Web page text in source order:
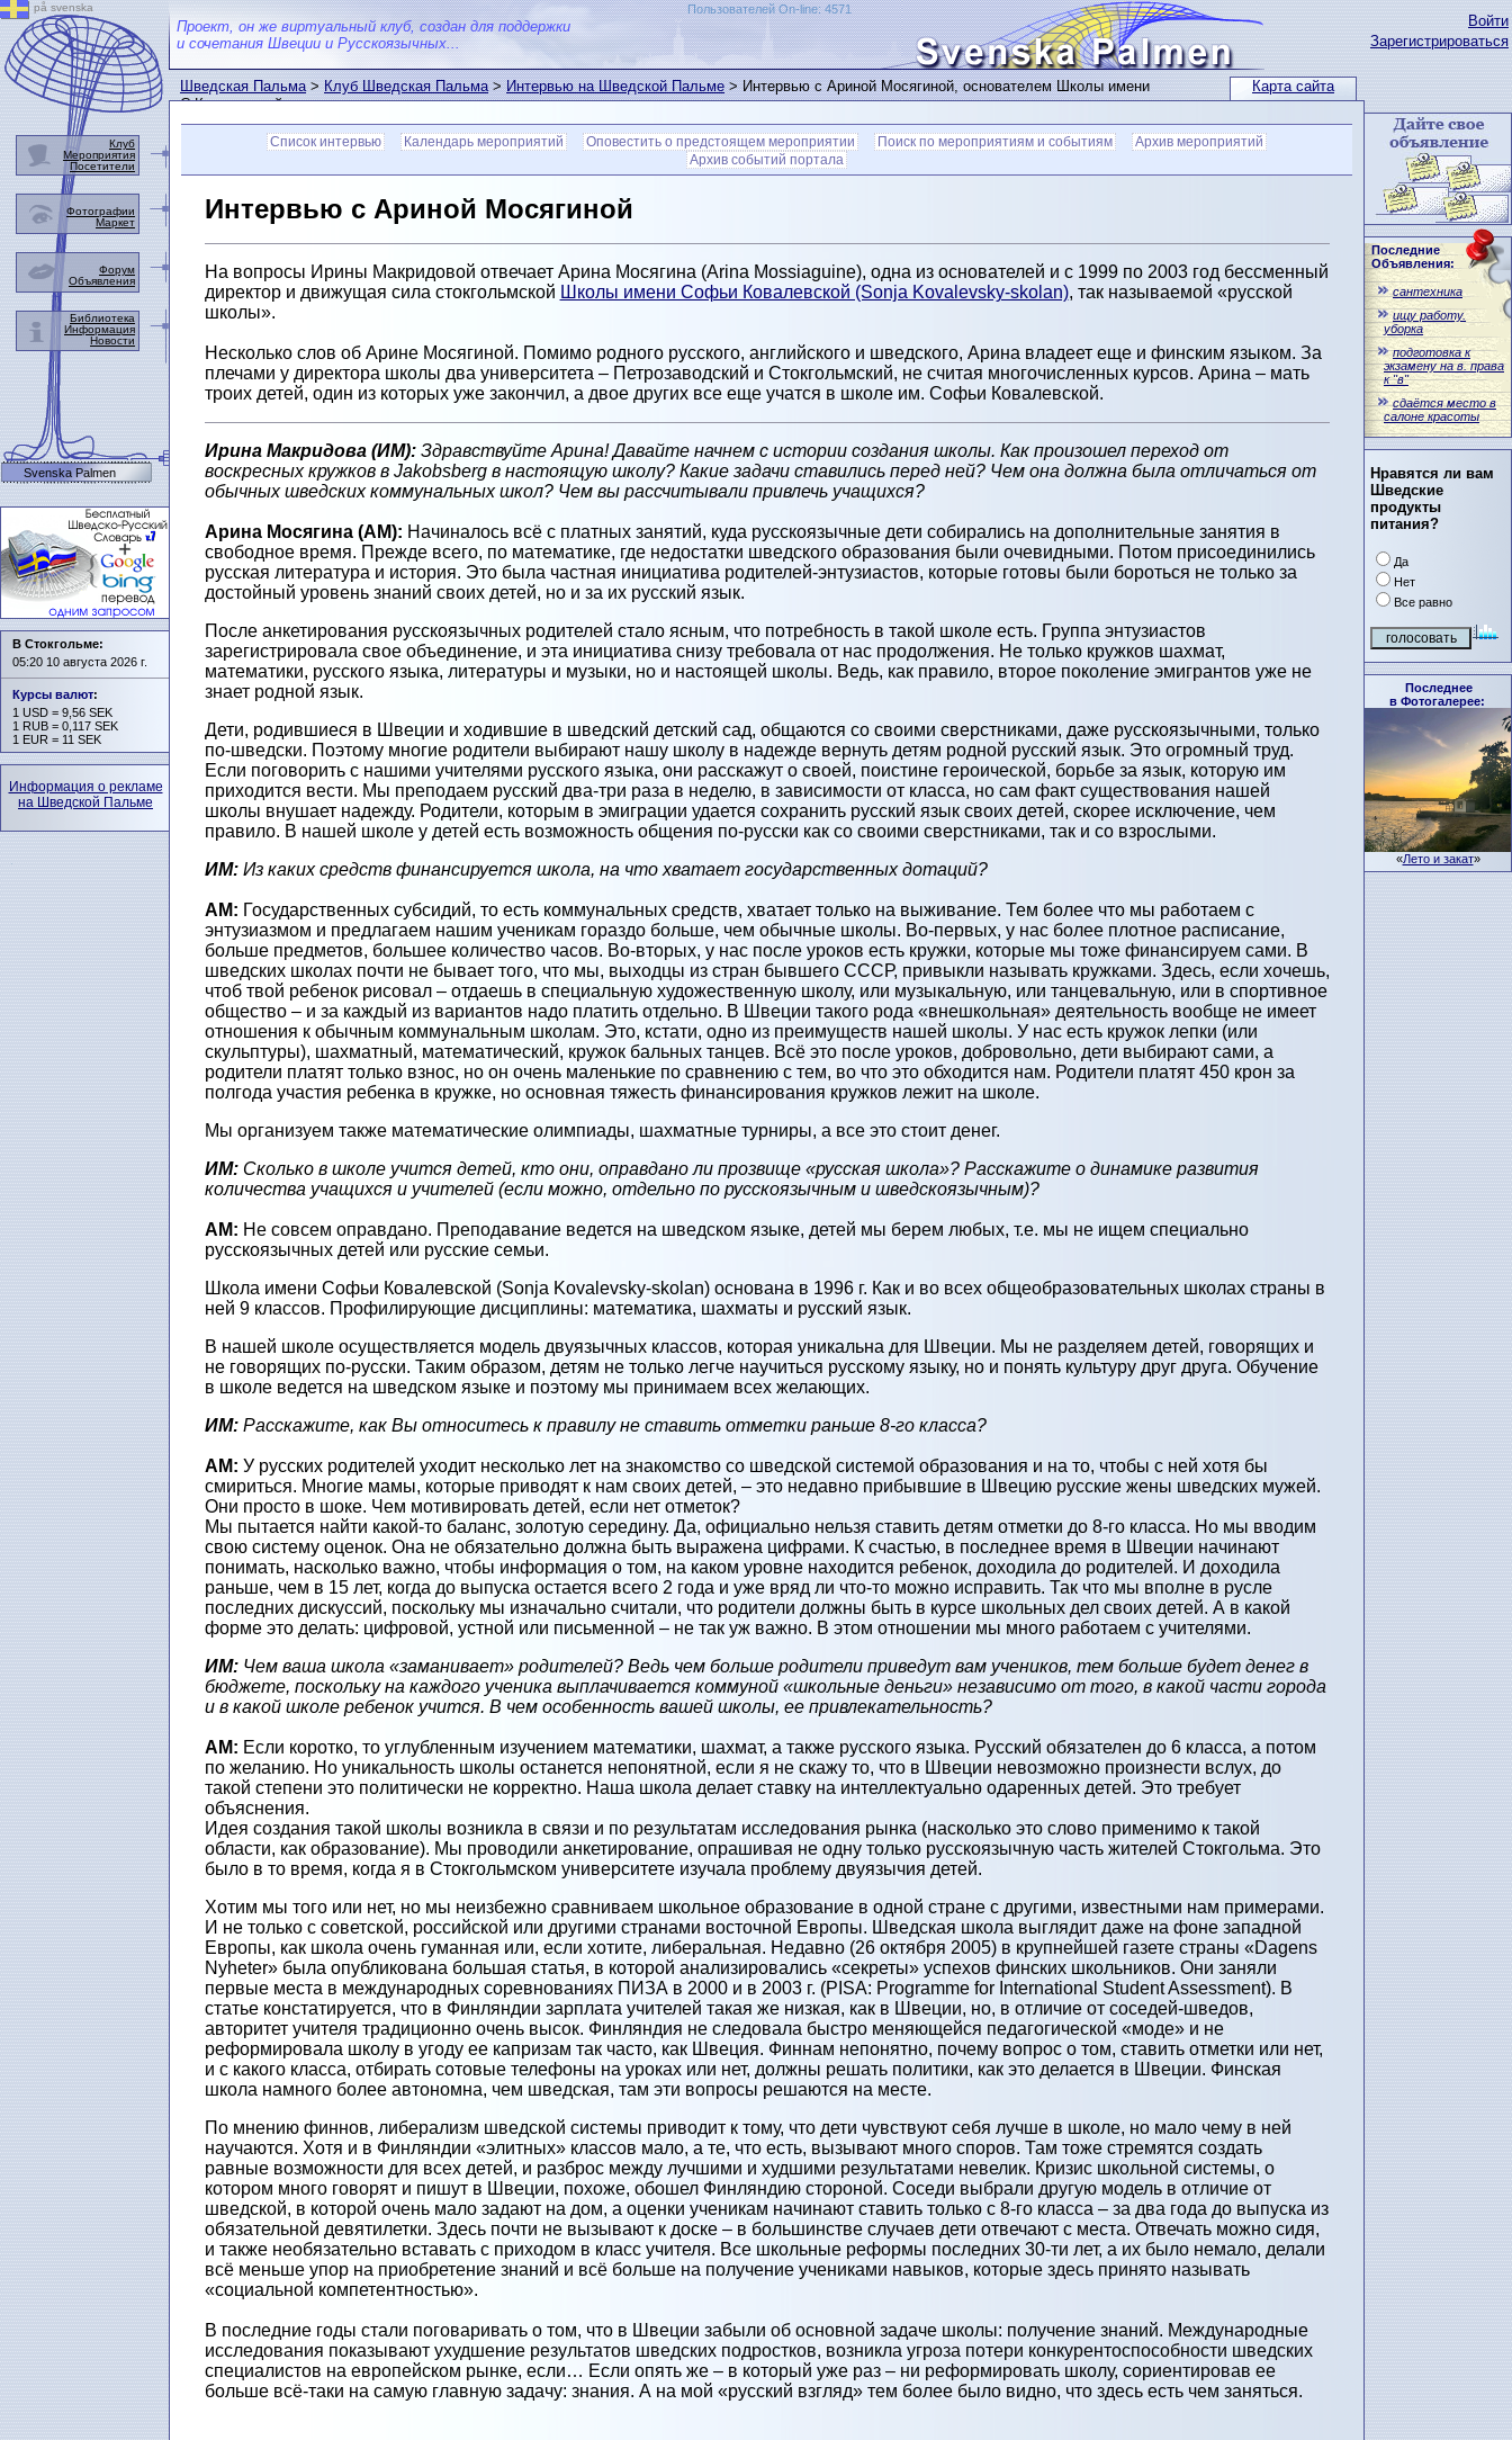
Карта сайта
Войти
Зарегистрироваться
Последние
Объявления:
сантехника
ищу работу.
уборка
подготовка к
экзамену на в. права
к "в"
сдаётся место в
салоне красоты
Нравятся ли вам
Шведские
продукты
питания?
Да
Нет
Все равно
Последнее
в Фотогалерее:
«Лето и закат»
Проект, он же виртуальный клуб, создан для поддержки
и сочетания Швеции и Русскоязычных...
Пользователей On-line: 4571
Шведская Пальма>Клуб Шведская Пальма>Интервью на Шведской Пальме> Интервью с Ариной Мосягиной, основателем Школы имени
С.Ковалевской
Список интервью Календарь мероприятий Оповестить о предстоящем мероприятии Поиск по мероприятиям и событиям
Архив мероприятий
Архив событий портала
Интервью с Ариной Мосягиной
На вопросы Ирины Макридовой отвечает Арина Мосягина (Arina Mossiaguine), одна из основателей и с 1999 по 2003 год бессменный
директор и движущая сила стокгольмской Школы имени Софьи Ковалевской (Sonja Kovalevsky-skolan), так называемой «русской
школы».
Несколько слов об Арине Мосягиной. Помимо родного русского, английского и шведского, Арина владеет еще и финским языком. За
плечами у директора школы два университета – Петрозаводский и Стокгольмский, не считая многочисленных курсов. Арина – мать
троих детей, один из которых уже закончил, а двое других все еще учатся в школе им. Софьи Ковалевской.
Ирина Макридова (ИМ):Здравствуйте Арина! Давайте начнем с истории создания школы. Как произошел переход от
воскресных кружков в Jakobsberg в настоящую школу? Какие задачи ставились перед ней? Чем она должна была отличаться от
обычных шведских коммунальных школ? Чем вы рассчитывали привлечь учащихся?
Арина Мосягина (АМ): Начиналось всё с платных занятий, куда русскоязычные дети собирались на дополнительные занятия в
свободное время. Прежде всего, по математике, где недостатки шведского образования были очевидными. Потом присоединились
русская литература и история. Это была частная инициатива родителей-энтузиастов, которые готовы были бороться не только за
достойный уровень знаний своих детей, но и за их русский язык.
После анкетирования русскоязычных родителей стало ясным, что потребность в такой школе есть. Группа энтузиастов
зарегистрировала свое объединение, и эта инициатива снизу требовала от нас продолжения. Не только кружков шахмат,
математики, русского языка, литературы и музыки, но и настоящей школы. Ведь, как правило, второе поколение эмигрантов уже не
знает родной язык.
Дети, родившиеся в Швеции и ходившие в шведский детский сад, общаются со своими сверстниками, даже русскоязычными, только
по-шведски. Поэтому многие родители выбирают нашу школу в надежде вернуть детям родной русский язык. Это огромный труд.
Если поговорить с нашими учителями русского языка, они расскажут о своей, поистине героической, борьбе за язык, которую им
приходится вести. Мы преподаем русский два-три раза в неделю, в зависимости от класса, но сам факт существования нашей
школы внушает надежду. Родители, которым в эмиграции удается сохранить русский язык своих детей, скорее исключение, чем
правило. В нашей школе у детей есть возможность общения по-русски как со своими сверстниками, так и со взрослыми.
ИМ: Из каких средств финансируется школа, на что хватает государственных дотаций?
АМ: Государственных субсидий, то есть коммунальных средств, хватает только на выживание. Тем более что мы работаем с
энтузиазмом и предлагаем нашим ученикам гораздо больше, чем обычные школы. Во-первых, у нас более плотное расписание,
больше предметов, большее количество часов. Во-вторых, у нас после уроков есть кружки, которые мы тоже финансируем сами. В
шведских школах почти не бывает того, что мы, выходцы из стран бывшего СССР, привыкли называть кружками. Здесь, если хочешь,
чтоб твой ребенок рисовал – отдаешь в специальную художественную школу, или музыкальную, или танцевальную, или в спортивное
общество – и за каждый из вариантов надо платить отдельно. В Швеции такого рода «внешкольная» деятельность вообще не имеет
отношения к обычным коммунальным школам. Это, кстати, одно из преимуществ нашей школы. У нас есть кружок лепки (или
скульптуры), шахматный, математический, кружок бальных танцев. Всё это после уроков, добровольно, дети выбирают сами, а
родители платят только взнос, но он очень маленькие по сравнению с тем, во что это обходится нам. Родители платят 450 крон за
полгода участия ребенка в кружке, но основная тяжесть финансирования кружков лежит на школе.
Мы организуем также математические олимпиады, шахматные турниры, а все это стоит денег.
ИМ: Сколько в школе учится детей, кто они, оправдано ли прозвище «русская школа»? Расскажите о динамике развития
количества учащихся и учителей (если можно, отдельно по русскоязычным и шведскоязычным)?
АМ: Не совсем оправдано. Преподавание ведется на шведском языке, детей мы берем любых, т.е. мы не ищем специально
русскоязычных детей или русские семьи.
Школа имени Софьи Ковалевской (Sonja Kovalevsky-skolan) основана в 1996 г. Как и во всех общеобразовательных школах страны в
ней 9 классов. Профилирующие дисциплины: математика, шахматы и русский язык.
В нашей школе осуществляется модель двуязычных классов, которая уникальна для Швеции. Мы не разделяем детей, говорящих и
не говорящих по-русски. Таким образом, детям не только легче научиться русскому языку, но и понять культуру друг друга. Обучение
в школе ведется на шведском языке и поэтому мы принимаем всех желающих.
ИМ: Расскажите, как Вы относитесь к правилу не ставить отметки раньше 8-го класса?
АМ: У русских родителей уходит несколько лет на знакомство со шведской системой образования и на то, чтобы с ней хотя бы
смириться. Многие мамы, которые приводят к нам своих детей, – это недавно прибывшие в Швецию русские жены шведских мужей.
Они просто в шоке. Чем мотивировать детей, если нет отметок?
Мы пытается найти какой-то баланс, золотую середину. Да, официально нельзя ставить детям отметки до 8-го класса. Но мы вводим
свою систему оценок. Она не обязательно должна быть выражена цифрами. К счастью, в последнее время в Швеции начинают
понимать, насколько важно, чтобы информация о том, на каком уровне находится ребенок, доходила до родителей. И доходила
раньше, чем в 15 лет, когда до выпуска остается всего 2 года и уже вряд ли что-то можно исправить. Так что мы вполне в русле
последних дискуссий, поскольку мы изначально считали, что родители должны быть в курсе школьных дел своих детей. А в какой
форме это делать: цифровой, устной или письменной – не так уж важно. В этом отношении мы много работаем с учителями.
ИМ: Чем ваша школа «заманивает» родителей? Ведь чем больше родители приведут вам учеников, тем больше будет денег в
бюджете, поскольку на каждого ученика выплачивается коммуной «школьные деньги» независимо от того, в какой части города
и в какой школе ребенок учится. В чем особенность вашей школы, ее привлекательность?
АМ: Если коротко, то углубленным изучением математики, шахмат, а также русского языка. Русский обязателен до 6 класса, а потом
по желанию. Но уникальность школы останется непонятной, если я не скажу то, что в Швеции невозможно произнести вслух, до
такой степени это политически не корректно. Наша школа делает ставку на интеллектуально одаренных детей. Это требует
объяснения.
Идея создания такой школы возникла в связи и по результатам исследования рынка (насколько это слово применимо к такой
области, как образование). Мы проводили анкетирование, опрашивая не одну только русскоязычную часть жителей Стокгольма. Это
было в то время, когда я в Стокгольмском университете изучала проблему двуязычия детей.
Хотим мы того или нет, но мы неизбежно сравниваем школьное образование в одной стране с другими, известными нам примерами.
И не только с советской, российской или другими странами восточной Европы. Шведская школа выглядит даже на фоне западной
Европы, как школа очень гуманная или, если хотите, либеральная. Недавно (26 октября 2005) в крупнейшей газете страны «Dagens
Nyheter» была опубликована большая статья, в которой анализировались «секреты» успехов финских школьников. Они заняли
первые места в международных соревнованиях ПИЗА в 2000 и в 2003 г. (PISA: Programme for International Student Assessment). В
статье констатируется, что в Финляндии зарплатa учителей такая же низкая, как в Швеции, но, в отличие от соседей-шведов,
авторитет учителя традиционно очень высок. Финляндия не следовала быстро меняющейся педагогической «моде» и не
реформировала школу в угоду ее капризам так часто, как Швеция. Финнам непонятно, почему вопрос о том, ставить отметки или нет,
и с какого класса, отбирать сотовые телефоны на уроках или нет, должны решать политики, как это делается в Швеции. Финская
школа намного более автономна, чем шведская, там эти вопросы решаются на месте.
По мнению финнов, либерализм шведской системы приводит к тому, что дети чувствуют себя лучше в школе, но мало чему в ней
научаются. Хотя и в Финляндии «элитных» классов мало, а те, что есть, вызывают много споров. Там тоже стремятся создать
равные возможности для всех детей, и разброс между лучшими и худшими результатами невелик. Кризис школьной системы, о
котором много говорят и пишут в Швеции, похоже, обошел Финляндию стороной. Соседи выбрали другую модель в отличие от
шведской, в которой очень мало задают на дом, а оценки ученикам начинают ставить только с 8-го класса – за два года до выпуска из
обязательной девятилетки. Здесь почти не вызывают к доске – в большинстве случаев дети отвечают с места. Отвечать можно сидя,
и также необязательно вставать с приходом в класс учителя. Все школьные реформы последних 30-ти лет, а их было немало, делали
всё меньше упор на приобретение знаний и всё больше на получение учениками навыков, которые здесь принято называть
«социальной компетентностью».
В последние годы стали поговаривать о том, что в Швеции забыли об основной задаче школы: получение знаний. Международные
исследования показывают ухудшение результатов шведских подростков, возникла угроза потери конкурентоспособности шведских
специалистов на европейском рынке, если… Если опять же – в который уже раз – ни реформировать школу, сориентировав ее
больше всё-таки на самую главную задачу: знания. А на мой «русский взгляд» тем более было видно, что здесь есть чем заняться.
på svenska
Клуб
Мероприятия
Посетители
Фотографии
Маркет
Форум
Объявления
Библиотека
Информация
Новости
Svenska Palmen
В Стокгольме:
05:20 10 августа 2026 г.
Курсы валют:
1 USD = 9,56 SEK
1 RUB = 0,117 SEK
1 EUR = 11 SEK
Информация о рекламе
на Шведской Пальме